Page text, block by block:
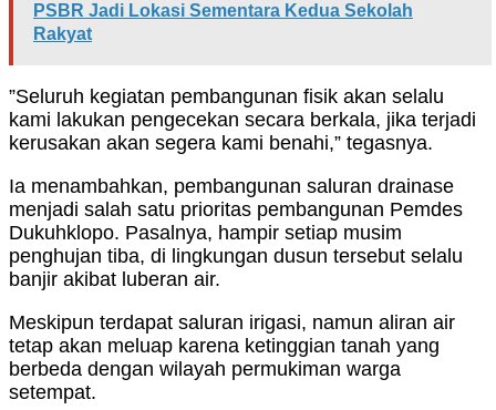
PSBR Jadi Lokasi Sementara Kedua Sekolah
Rakyat
”Seluruh kegiatan pembangunan fisik akan selalu
kami lakukan pengecekan secara berkala, jika terjadi
kerusakan akan segera kami benahi,” tegasnya.
Ia menambahkan, pembangunan saluran drainase
menjadi salah satu prioritas pembangunan Pemdes
Dukuhklopo. Pasalnya, hampir setiap musim
penghujan tiba, di lingkungan dusun tersebut selalu
banjir akibat luberan air.
Meskipun terdapat saluran irigasi, namun aliran air
tetap akan meluap karena ketinggian tanah yang
berbeda dengan wilayah permukiman warga
setempat.